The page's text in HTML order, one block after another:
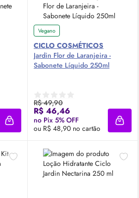
Adicionar à sacola
Vegano
CICLO COSMÉTICOS
Jardin Flor de Laranjeira -
Sabonete Líquido 250ml
R$ 49,90
R$ 46,46
no Pix 5% OFF
ou R$ 48,90 no cartão